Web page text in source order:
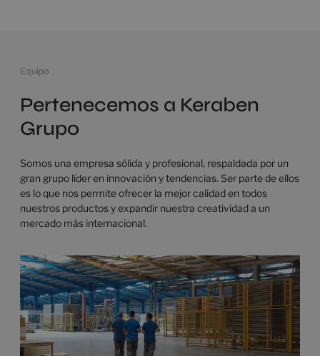
Equipo
Pertenecemos a Keraben
Grupo
Somos una empresa sólida y profesional, respaldada por un
gran grupo líder en innovación y tendencias. Ser parte de ellos
es lo que nos permite ofrecer la mejor calidad en todos
nuestros productos y expandir nuestra creatividad a un
mercado más internacional.